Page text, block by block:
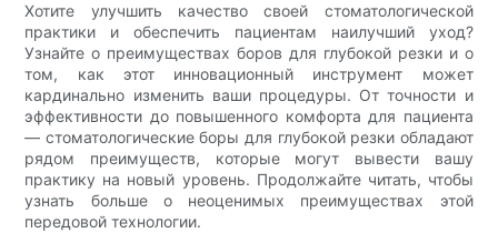
Хотите улучшить качество своей стоматологической
практики и обеспечить пациентам наилучший уход?
Узнайте о преимуществах боров для глубокой резки и о
том, как этот инновационный инструмент может
кардинально изменить ваши процедуры. От точности и
эффективности до повышенного комфорта для пациента
— стоматологические боры для глубокой резки обладают
рядом преимуществ, которые могут вывести вашу
практику на новый уровень. Продолжайте читать, чтобы
узнать больше о неоценимых преимуществах этой
передовой технологии.